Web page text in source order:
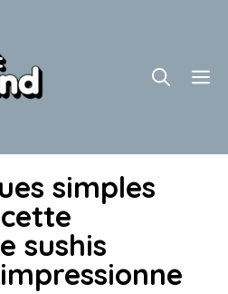
simples
sushis